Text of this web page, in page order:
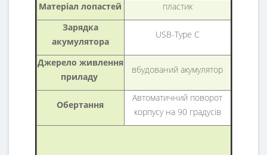
Матеріал лопастей
пластик
Зарядка
акумулятора
USB-Type C
Джерело живлення
приладу
вбудований акумулятор
Обертання
Автоматичний поворот
корпусу на 90 градусів